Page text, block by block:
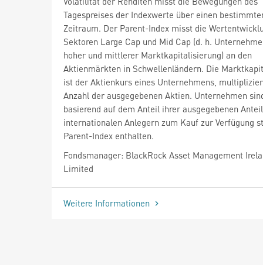
Tagespreises der Indexwerte über einen
Zeitraum. Der Parent-Index misst die
Sektoren Large Cap und Mid Cap (d. h.
hoher und mittlerer Marktkapitalisierung) an den
Aktienmärkten in Schwellenländern. Die
ist der Aktienkurs eines Unternehmens,
Anzahl der ausgegebenen Aktien. Unternehmen
basierend auf dem Anteil ihrer ausgegebenen
internationalen Anlegern zum Kauf zur Verfügung
Parent-Index enthalten.
Fondsmanager: BlackRock Asset Management
Limited
Weitere Informationen